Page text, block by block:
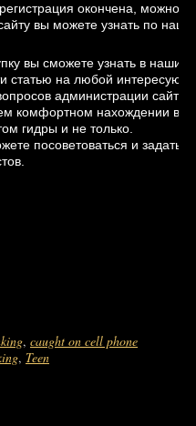
окончена, можно
вы можете узнать по нашей
вы сможете узнать в наших
статью на любой
администрации сайта
комфортном нахождении в
гидры и не только.
посоветоваться и
, caught on cell phone
, Teen